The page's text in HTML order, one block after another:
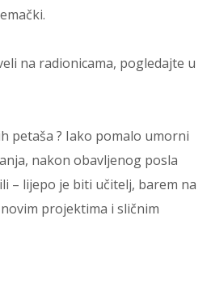
na radionicama, pogledajte u
petaša ? Iako pomalo umorni
nakon obavljenog posla
– lijepo je biti učitelj, barem na
projektima i sličnim